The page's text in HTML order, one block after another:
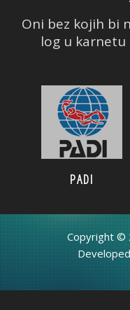
Oni bez kojih bi
log u karnetu
PADI
CMAS
Copyright ©